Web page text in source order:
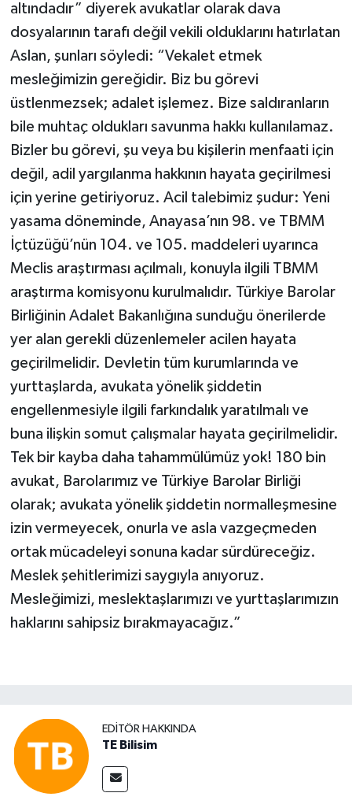
altındadır” diyerek avukatlar olarak dava
dosyalarının tarafı değil vekili olduklarını hatırlatan
Aslan, şunları söyledi: “Vekalet etmek
mesleğimizin gereğidir. Biz bu görevi
üstlenmezsek; adalet işlemez. Bize saldıranların
bile muhtaç oldukları savunma hakkı kullanılamaz.
Bizler bu görevi, şu veya bu kişilerin menfaati için
değil, adil yargılanma hakkının hayata geçirilmesi
için yerine getiriyoruz. Acil talebimiz şudur: Yeni
yasama döneminde, Anayasa’nın 98. ve TBMM
İçtüzüğü’nün 104. ve 105. maddeleri uyarınca
Meclis araştırması açılmalı, konuyla ilgili TBMM
araştırma komisyonu kurulmalıdır. Türkiye Barolar
Birliğinin Adalet Bakanlığına sunduğu önerilerde
yer alan gerekli düzenlemeler acilen hayata
geçirilmelidir. Devletin tüm kurumlarında ve
yurttaşlarda, avukata yönelik şiddetin
engellenmesiyle ilgili farkındalık yaratılmalı ve
buna ilişkin somut çalışmalar hayata geçirilmelidir.
Tek bir kayba daha tahammülümüz yok! 180 bin
avukat, Barolarımız ve Türkiye Barolar Birliği
olarak; avukata yönelik şiddetin normalleşmesine
izin vermeyecek, onurla ve asla vazgeçmeden
ortak mücadeleyi sonuna kadar sürdüreceğiz.
Meslek şehitlerimizi saygıyla anıyoruz.
Mesleğimizi, meslektaşlarımızı ve yurttaşlarımızın
haklarını sahipsiz bırakmayacağız.”
EDITÖR HAKKINDA
TE Bilisim